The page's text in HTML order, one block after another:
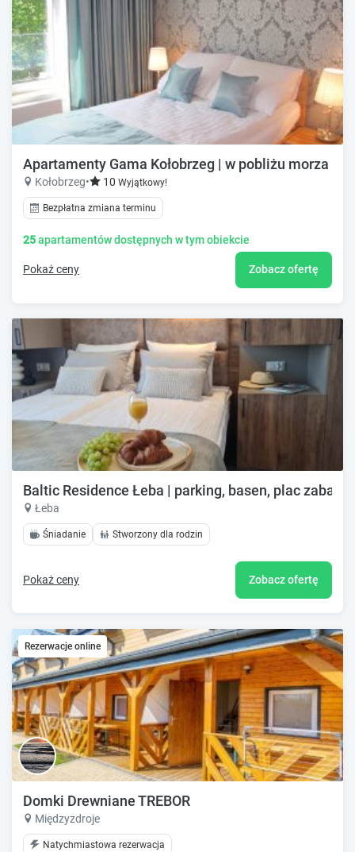
Apartamenty Gama Kołobrzeg | w pobliżu morza
Kołobrzeg• 10 Wyjątkowy!
Bezpłatna zmiana terminu
25apartamentów dostępnych w tym obiekcie
Pokaż ceny Zobacz ofertę
Baltic Residence Łeba | parking, basen, plac zabaw
Łeba
Śniadanie Stworzony dla rodzin
Pokaż ceny Zobacz ofertę
Rezerwacje online
Domki Drewniane TREBOR
Międzyzdroje
Natychmiastowa rezerwacja